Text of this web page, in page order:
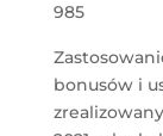
985
bonusów i